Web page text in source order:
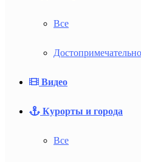
Все
Видео
Курорты и города
Все